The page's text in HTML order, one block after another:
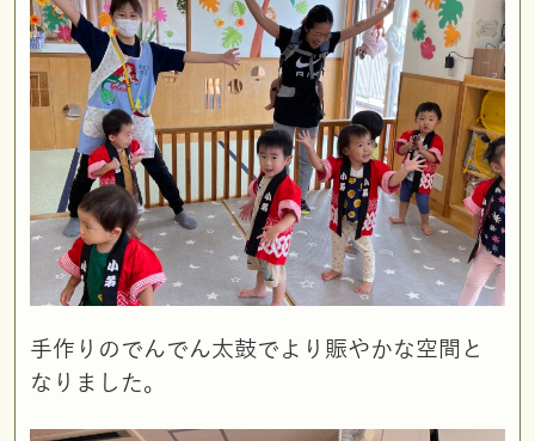
手作りのでんでん太鼓でより賑やかな空間と
なりました。